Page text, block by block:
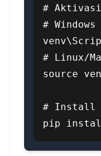
#
# Windows
# Linux/
source
# Install
pip